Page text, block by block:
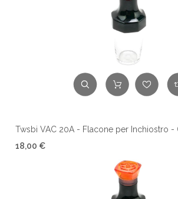
Twsbi VAC 20A - Flacone per Inchiostro -
18,00 €